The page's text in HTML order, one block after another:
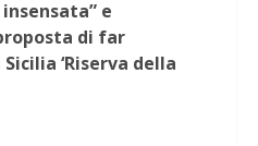
e
di far
‘Riserva della